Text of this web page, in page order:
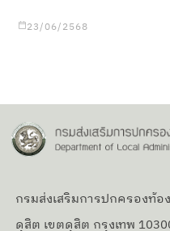
23/06/2568
กรมส่งเสริมการปกครองท้
ดุสิต เขตดุสิต กรุงเทพ